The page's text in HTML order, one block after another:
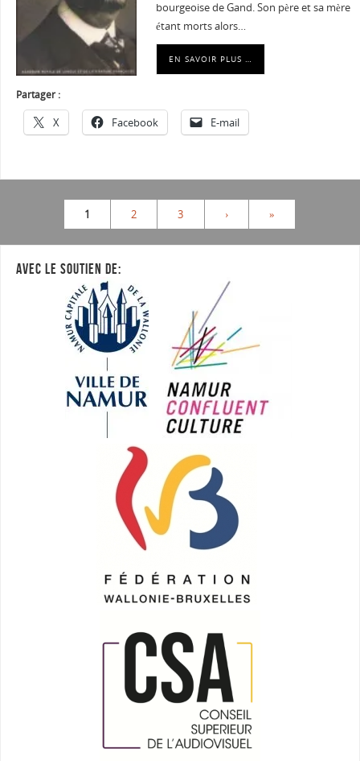
bourgeoise de Gand. Son père et sa mère
étant morts alors…
EN SAVOIR PLUS …
Partager :
X Facebook E-mail
1 2 3 › »
AVEC LE SOUTIEN DE: